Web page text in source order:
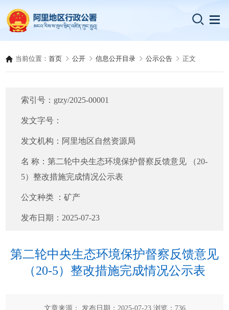
当前位置：首页 公开 信息公开目录 公示公告 正文
索引号： gtzy/2025-00001
发文字号：
发文机构： 阿里地区自然资源局
名 称：第二轮中央生态环境保护督察反馈意见 （20-
5）整改措施完成情况公示表
公文种类 ：矿产
发布日期： 2025-07-23
第二轮中央生态环境保护督察反馈意见
（20-5）整改措施完成情况公示表
文章来源： 发布日期：2025-07-23 浏览： 736